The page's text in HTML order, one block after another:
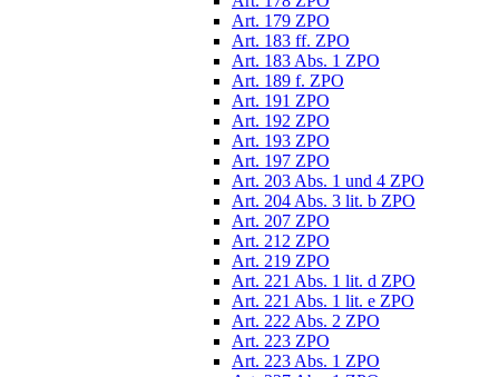
Art. 179 ZPO
Art. 183 ff. ZPO
Art. 183 Abs. 1 ZPO
Art. 189 f. ZPO
Art. 191 ZPO
Art. 192 ZPO
Art. 193 ZPO
Art. 197 ZPO
Art. 203 Abs. 1 und 4 ZPO
Art. 204 Abs. 3 lit. b ZPO
Art. 207 ZPO
Art. 212 ZPO
Art. 219 ZPO
Art. 221 Abs. 1 lit. d ZPO
Art. 221 Abs. 1 lit. e ZPO
Art. 222 Abs. 2 ZPO
Art. 223 ZPO
Art. 223 Abs. 1 ZPO